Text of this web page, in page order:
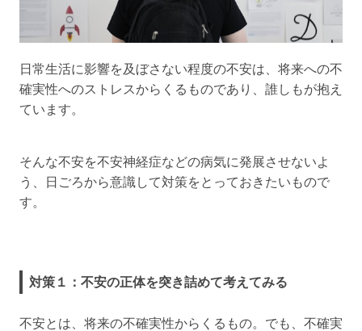
日常生活に影響を及ぼさない程度の不安は、将来への不
確実性へのストレスからくるものであり、誰しもが抱え
ています。
そんな不安を不安神経症などの病気に発展させないよ
う、日ごろから意識して対策をとっておきたいもので
す。
対策１：不安の正体を突き詰めて考えてみる
不安とは、将来の不確実性からくるもの。でも、不確実